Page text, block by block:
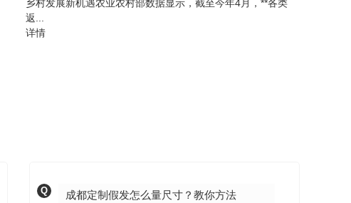
乡村发展新机遇农业农村部数据显示，截至今年4月，**各类
返...
详情
Q 成都定制假发怎么量尺寸？教你方法